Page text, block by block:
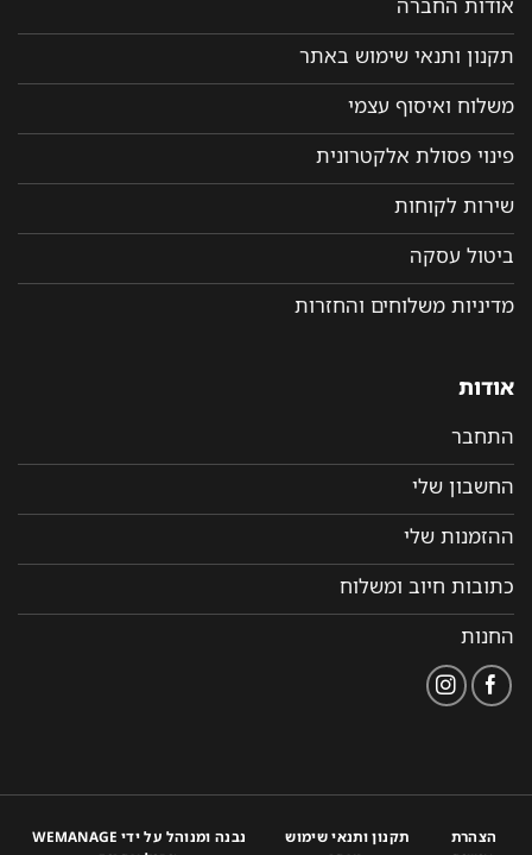
אודות החברה
תקנון ותנאי שימוש באתר
משלוח ואיסוף עצמי
פינוי פסולת אלקטרונית
שירות לקוחות
ביטול עסקה
מדיניות משלוחים והחזרות
אודות
התחבר
החשבון שלי
ההזמנות שלי
כתובות חיוב ומשלוח
החנות
הצהרת
תקנון ותנאי שימוש
נבנה ומנוהל על ידי WEMANAGE